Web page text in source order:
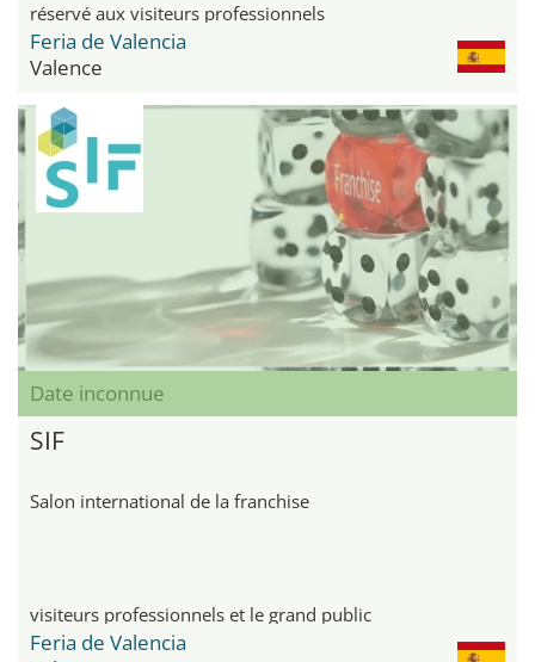
réservé aux visiteurs professionnels
Feria de Valencia
Valence
Date inconnue
SIF
Salon international de la franchise
visiteurs professionnels et le grand public
Feria de Valencia